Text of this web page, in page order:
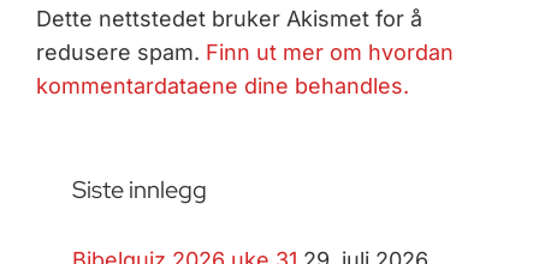
Dette nettstedet bruker Akismet for å
redusere spam. Finn ut mer om hvordan
kommentardataene dine behandles.
Siste innlegg